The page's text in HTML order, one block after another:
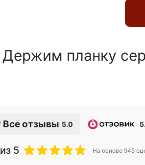
Держим планку
Все отзывы 5.0
из 5 На основе 945